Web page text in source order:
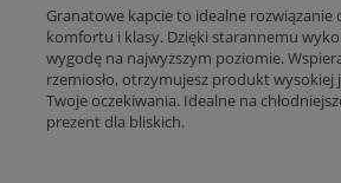
Granatowe kapcie to idealne rozwiązanie
komfortu i klasy. Dzięki starannemu
wygodę na najwyższym poziomie.
rzemiosło, otrzymujesz produkt wysokiej
Twoje oczekiwania. Idealne na
prezent dla bliskich.